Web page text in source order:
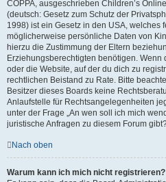
COPPA, ausgeschrieben Children’s
(deutsch: Gesetz zum Schutz der
1998) ist ein Gesetz in den USA, welches
möglicherweise persönliche Daten von
hierzu die Zustimmung der Eltern
Erziehungsberechtigten benötigen.
oder die Website, auf der du dich zu
rechtlichen Beistand zu Rate. Bitte
Besitzer dieses Boards keine
Anlaufstelle für Rechtsangelegenheiten
unter der Frage „An wen soll ich mich
juristische Anfragen zu diesem Forum
Nach oben
Warum kann ich mich nicht registrieren?